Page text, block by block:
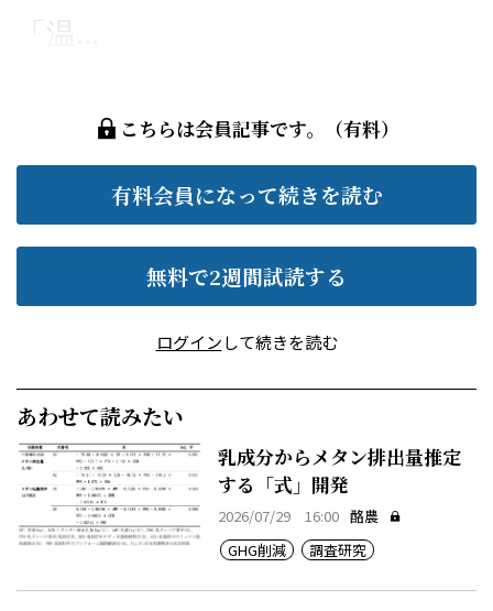
「温...
こちらは会員記事です。（有料）
有料会員になって続きを読む
無料で2週間試読する
ログインして続きを読む
あわせて読みたい
乳成分からメタン排出量推定
する「式」開発
2026/07/29 16:00 酪農
GHG削減
調査研究